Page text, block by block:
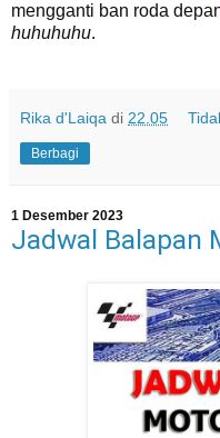
mengganti ban roda
huhuhuhu.
Rika d'Laiqa di 22.05
Berbagi
1 Desember 2023
Jadwal Balapan